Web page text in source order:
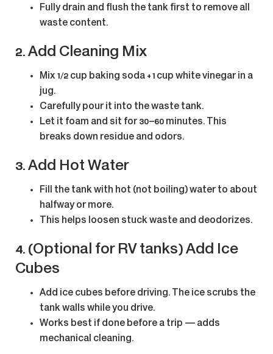
Fullydrain and flush the tank first to remove all
waste content.
2.Add Cleaning Mix
Mix1/2 cup baking soda +1 cup white vinegar in a
jug.
Carefully pour it into thewaste tank.
Let it foam and sit for 30–60 minutes. This
breaks down residue and odors.
3.Add Hot Water
Fill the tank with hot (not boiling) water to about
halfway or more.
This helps loosen stuck waste and deodorizes.
4. (Optional for RV tanks) Add Ice
Cubes
Add ice cubes before driving. The ice scrubs the
tank walls while you drive.
Works best if done before a trip — adds
mechanical cleaning.